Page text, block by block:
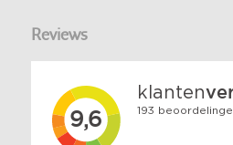
Reviews